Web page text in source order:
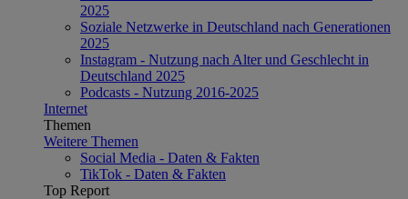
2025
Soziale Netzwerke in Deutschland nach Generationen
2025
Instagram - Nutzung nach Alter und Geschlecht in
Deutschland 2025
Podcasts - Nutzung 2016-2025
Internet
Themen
Weitere Themen
Social Media - Daten & Fakten
TikTok - Daten & Fakten
Top Report